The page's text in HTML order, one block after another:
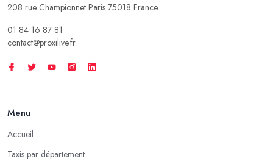
208 rue Championnet Paris 75018 France
01 84 16 87 81
contact@proxilive.fr
Menu
Accueil
Taxis par département